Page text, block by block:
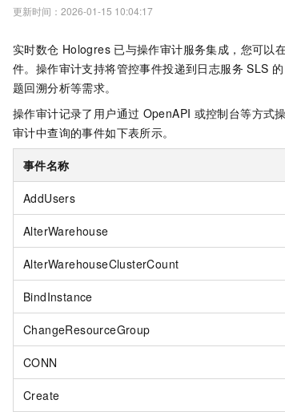
更新时间： 2026-01-15 10:04:17
实时数仓 Hologres 已与操作审计服务集成，您可以
件。操作审计支持将管控事件投递到日志服务 SLS 的
题回溯分析等需求。
操作审计记录了用户通过 OpenAPI 或控制台等方式
审计中查询的事件如下表所示。
事件名称
AddUsers
AlterWarehouse
AlterWarehouseClusterCount
BindInstance
ChangeResourceGroup
CONN
Create
Qwen3.8-Max HOT
智能体时代全能旗舰模型
Qwen3.7-Plus
能看、能想、能动手的多模态智能体模型
Qwen3-VL-Plus
视觉 Coding、空间感知、多模态思考等全面升级
Kimi-K3 NEW
Deepseek-v4-
1M上下文，专为
大模型服务
千问AI平台-Token Plan NEW
千问AI平台-模型体验
在线体验全尺寸、多种模态的模型效果
Happy 系列大模型
AI 应用构建
大模型服务平台
丰富多元化的应
大模型服务平台
灵活可视化地构建
人工智能平台 PAI
多元化、高性能、安全可靠的大模型服务
无影云电脑
随时随地安全接入的云上超级电脑
云解析DNS
覆盖公网/内网、递归/权威、移动APP等全场景解析服务
云原生大数据计算服务 MaxCompute
面向分析的企业级SaaS模式云数据仓库
人工智能平台 PAI
一站式AI开发、训
提供一站式管理
Hermes Agent，打造自进化智能体
自主进化，持久记忆，越用越聪明
快速拥有专属 OpenClaw
让AI从“聊天伙伴”进化为能干活的“数字员工”
5 分钟轻松部署
安装技能 GStack
推荐新用户得奖励，单订单最高返9万
云工开物
高校专属算力普惠，学生认证享300元代金券
免费试用
解决方案免费试用 新老同享
最高领取价值200元试用点，立即开启云上创新
AI 产品 免费试用
140+云产品 免费试用
产品新客免费试用，最长12个月
大模型ACA认证体验
Token Plan 模型
Qwen3.8-Max 首
你的AI工作搭子，
Night Plan 支持
夜间 5 折，Qwen/
管理和优化成本
观测云
Tuya 物联网平台阿里云版
蓝凌 OA
电子合同
畅捷通
Tableau 订阅
AI空中课堂在线直播课堂（旗舰版）
生态解决方案
行业生态解决方案
开发者生态解决方案
AI 开发和 AI 应用解决方案
OCR 文字识别
天气预报查询
快递物流查询
CRM
OA 办公系统
财税管理
销售伙伴合作计划
无影生态合作计划
Salesforce On Alibaba Cloud
Consulting Partner 合作计划
AI 大模型销售与服务生态合作计划
自助服务
在线服务
工单服务
短信专区
企业成长
服务实践
创新中心
分析师报告
研究报告与白皮书
天池大赛
AI 算法大赛
云开发大赛
入门学习赛
看见新力量
客户案例